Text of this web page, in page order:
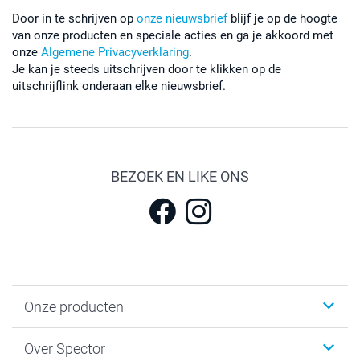
Door in te schrijven op onze nieuwsbrief blijf je op de hoogte
van onze producten en speciale acties en ga je akkoord met
onze Algemene Privacyverklaring.
Je kan je steeds uitschrijven door te klikken op de
uitschrijflink onderaan elke nieuwsbrief.
BEZOEK EN LIKE ONS
Onze producten
Kaartjes
Over Spector